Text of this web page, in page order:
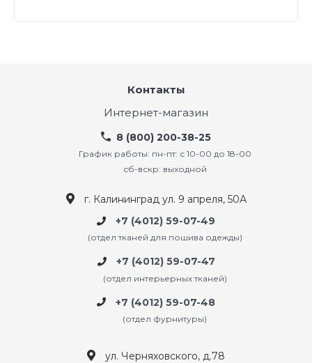
Контакты
Интернет-магазин
8 (800) 200-38-25
График работы: пн-пт: с 10-00 до 18-00
сб-вскр: выходной
г. Калининград ул. 9 апреля, 50А
+7 (4012) 59-07-49
(отдел тканей для пошива одежды)
+7 (4012) 59-07-47
(отдел интерьерных тканей)
+7 (4012) 59-07-48
(отдел фурнитуры)
ул. Черняховского, д.78